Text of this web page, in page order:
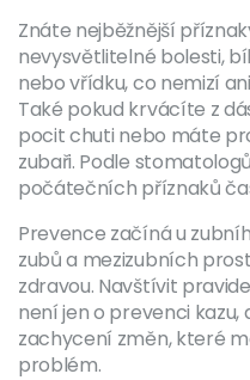
Znáte nejběžnější
nevysvětlitelné bolesti,
nebo vřídku, co nemizí
Také pokud krvácíte z
pocit chuti nebo máte
zubaři. Podle
počátečních příznaků
Prevence začíná u
zubů a mezizubních
zdravou. Navštívit
není jen o prevenci
zachycení změn, které
problém.